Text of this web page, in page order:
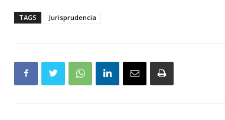
TAGS Jurisprudencia